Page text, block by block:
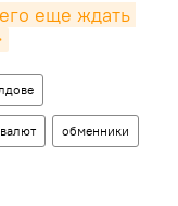
еще ждать
обменники